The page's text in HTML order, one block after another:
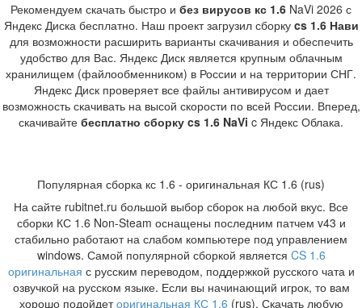
Рекомендуем скачать быстро и без вирусов кс 1.6 NaVi 2026 с
Яндекс Диска бесплатно. Наш проект загрузил сборку cs 1.6 Нави
для возможности расширить варианты скачивания и обеспечить
удобство для Вас. Яндекс Диск является крупным облачным
хранилищем (файлообменником) в России и на территории СНГ.
Яндекс Диск проверяет все файлы антивирусом и дает
возможность скачивать на высой скорости по всей России. Вперед,
скачивайте бесплатно сборку cs 1.6 NaVi c Яндекс Облака.
Популярная сборка кс 1.6 - оригинальная КС 1.6 (rus)
На сайте rubitnet.ru большой выбор сборок на любой вкус. Все
сборки КС 1.6 Non-Steam оснащены последним патчем v43 и
стабильно работают на слабом компьютере под управлением
windows. Самой популярной сборкой является CS 1.6
оригинальная с русским переводом, поддержкой русского чата и
озвучкой на русском языке. Если вы начинающий игрок, то вам
хорошо подойдеторигинальная КС 1.6 (rus). Скачать любую